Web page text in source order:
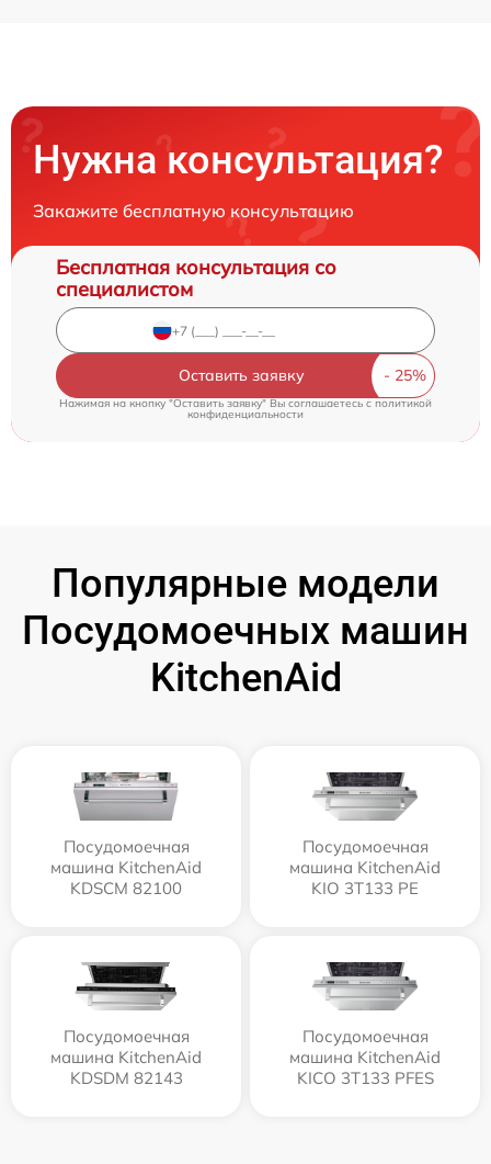
Нужна консультация?
Закажите бесплатную консультацию
Бесплатная консультация со
специалистом
Оставить заявку
Нажимая на кнопку "Оставить заявку" Вы соглашаетесь c политикой
конфиденциальности
Популярные модели
Посудомоечных машин
KitchenAid
Посудомоечная
машина KitchenAid
KDSCM 82100
Посудомоечная
машина KitchenAid
KIO 3T133 PE
Посудомоечная
машина KitchenAid
KDSDM 82143
Посудомоечная
машина KitchenAid
KICO 3T133 PFES